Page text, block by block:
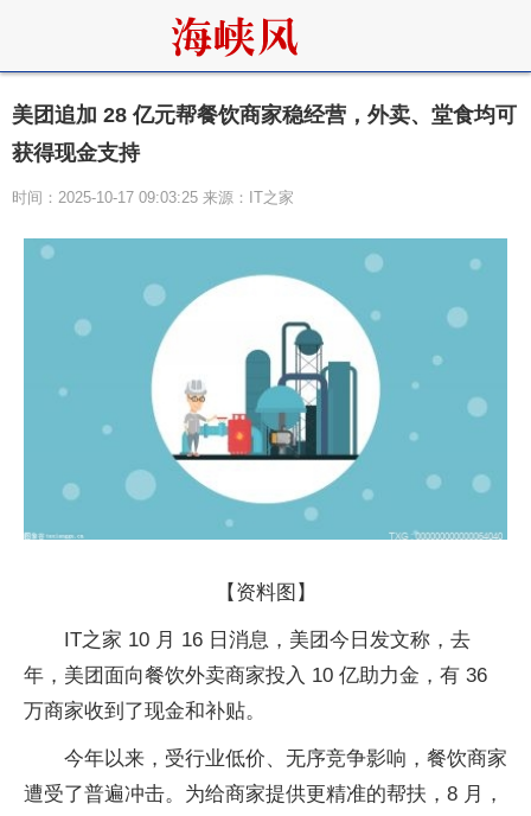
美团追加 28 亿元帮餐饮商家稳经营，外卖、堂食均可
获得现金支持
时间：2025-10-17 09:03:25 来源：IT之家
【资料图】
IT之家 10 月 16 日消息，美团今日发文称，去
年，美团面向餐饮外卖商家投入 10 亿助力金，有 36
万商家收到了现金和补贴。
今年以来，受行业低价、无序竞争影响，餐饮商家
遭受了普遍冲击。为给商家提供更精准的帮扶，8 月，